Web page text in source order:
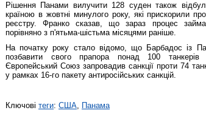
Рішення Панами вилучити 128 суден також
країною в жовтні минулого року, які прискорили
реєстру. Франко сказав, що зараз процес
порівняно з п'ятьма-шістьма місяцями раніше.
На початку року стало відомо, що Барбадос із
позбавити свого прапора понад 100
Європейський Союз запровадив санкції проти 74
у рамках 16-го пакету антиросійських санкцій.
Ключові теги: США, Панама